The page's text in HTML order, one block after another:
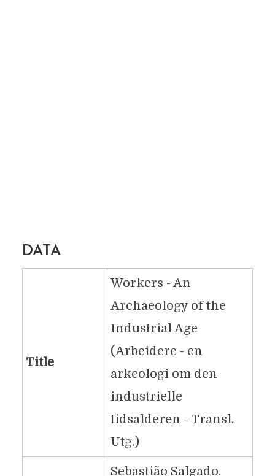
DATA
Title
Workers - An
Archaeology of the
Industrial Age
(Arbeidere - en
arkeologi om den
industrielle
tidsalderen - Transl.
Utg.)
Sebastião Salgado,